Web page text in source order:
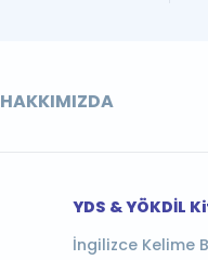
HAKKIMIZDA
YDS & YÖKDİL
İngilizce Kelime